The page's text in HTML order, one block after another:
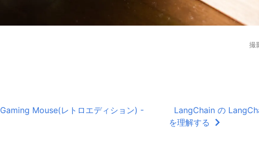
撮
Mouse(レトロエディション) -
LangChain の
を理解する